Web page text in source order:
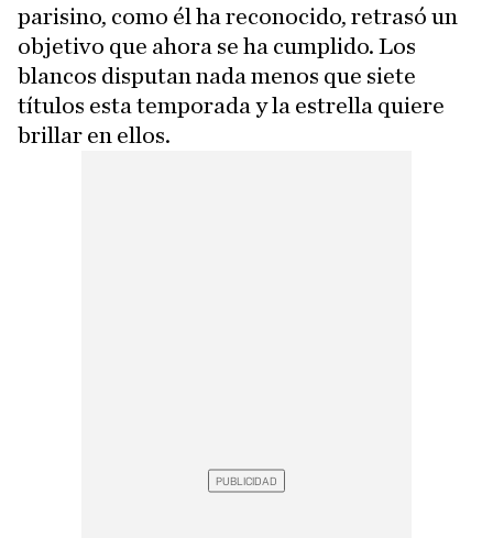
parisino, como él ha reconocido, retrasó un
objetivo que ahora se ha cumplido. Los
blancos disputan nada menos que siete
títulos esta temporada y la estrella quiere
brillar en ellos.